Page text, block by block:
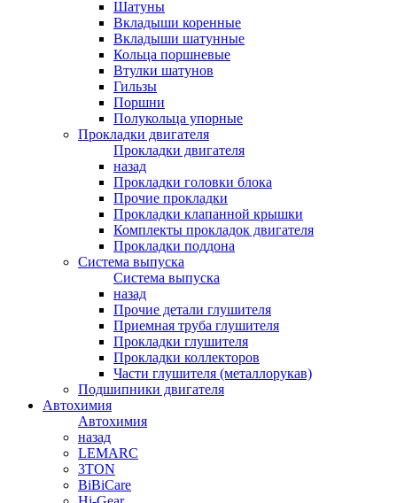
Шатуны
Вкладыши коренные
Вкладыши шатунные
Кольца поршневые
Втулки шатунов
Гильзы
Поршни
Полукольца упорные
Прокладки двигателя
Прокладки двигателя
назад
Прокладки головки блока
Прочие прокладки
Прокладки клапанной крышки
Комплекты прокладок двигателя
Прокладки поддона
Система выпуска
Система выпуска
назад
Прочие детали глушителя
Приемная труба глушителя
Прокладки глушителя
Прокладки коллекторов
Части глушителя (металлорукав)
Подшипники двигателя
Автохимия
Автохимия
назад
LEMARC
3TON
BiBiCare